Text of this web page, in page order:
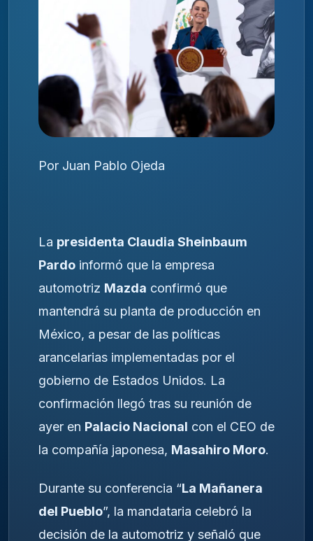
Por Juan Pablo Ojeda
La presidenta Claudia Sheinbaum
Pardo informó que la empresa
automotriz Mazda confirmó que
mantendrá su planta de producción en
México, a pesar de las políticas
arancelarias implementadas por el
gobierno de Estados Unidos. La
confirmación llegó tras su reunión de
ayer en Palacio Nacional con el CEO de
la compañía japonesa, Masahiro Moro.
Durante su conferencia “La Mañanera
del Pueblo”, la mandataria celebró la
decisión de la automotriz y señaló que